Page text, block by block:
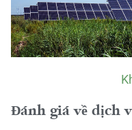
Đánh giá về dịch